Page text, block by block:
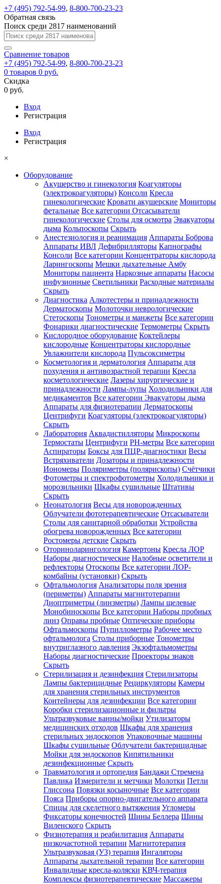
+7 (495) 792-54-99, 8-800-700-23-23
Обратная связь
Поиск среди 2817 наименований
Сравнение товаров
+7 (495) 792-54-99, 8-800-700-23-23
0 товаров 0 руб.
Скидка
0 руб.
Вход
Регистрация
Вход
Регистрация
×
Оборудование
Акушерство и гинекология Коагуляторы
(электрокоагуляторы) Консоли Кресла
гинекологические Кровати акушерские Мониторы
фетальные Все категории Отсасыватели
гинекологические Столы для осмотра Эвакуаторы
дыма Кольпоскопы Скрыть
Анестезиология и реанимация Аппараты Боброва
Аппараты ИВЛ Дефибрилляторы Капнографы
Консоли Все категории Концентраторы кислорода
Ларингоскопы Мешки дыхательные Амбу
Мониторы пациента Наркозные аппараты Насосы
инфузионные Светильники Расходные материалы
Скрыть
Диагностика Алкотестеры и принадлежности
Дерматоскопы Молоточки неврологические
Стетоскопы Тонометры и манжеты Все категории
Фонарики диагностические Термометры Скрыть
Кислородное оборудование Коктейлеры
кислородные Концентраторы кислородные
Увлажнители кислорода Пульсоксиметры
Косметология и дерматология Аппараты для
похудения и антивозрастной терапии Кресла
косметологические Лазеры хирургические и
принадлежности Лампы-лупы Холодильники для
медикаментов Все категории Эвакуаторы дыма
Аппараты для физиотерапии Дерматоскопы
Центрифуги Коагуляторы (электрокоагуляторы)
Скрыть
Лаборатория Аквадистилляторы Микроскопы
Термостаты Центрифуги PH-метры Все категории
Аспираторы Боксы для ПЦР-диагностики Весы
Встряхиватели Дозаторы и принадлежности
Иономеры Поляриметры (полярископы) Счётчики
Фотометры и спектрофотометры Холодильники и
морозильники Шкафы сушильные Штативы
Скрыть
Неонатология Весы для новорожденных
Облучатели фототерапевтические Отсасыватели
Столы для санитарной обработки Устройства
обогрева новорожденных Все категории
Ростомеры детские Скрыть
Оториноларингология Камертоны Кресла ЛОР
Наборы диагностические Налобные осветители и
рефлекторы Отоскопы Все категории ЛОР-
комбайны (установки) Скрыть
Офтальмология Анализаторы поля зрения
(периметры) Аппараты магнитотерапии
Диоптриметры (линзметры) Лампы щелевые
Монобиноскопы Все категории Наборы пробных
линз Оправы пробные Оптические приборы
Офтальмоскопы Пупиллометры Рабочее место
офтальмолога Столы приборные Тонометры
внутриглазного давления Экзофтальмометры
Наборы диагностические Проекторы знаков
Скрыть
Стерилизация и дезинфекция Стерилизаторы
Лампы бактерицидные Рециркуляторы Камеры
для хранения стерильных инструментов
Контейнеры для дезинфекции Все категории
Коробки стерилизационные и фильтры
Ультразвуковые ванны/мойки Утилизаторы
медицинских отходов Шкафы для хранения
стерильных эндоскопов Упаковочные машины
Шкафы сушильные Облучатели бактерицидные
Мойки для эндоскопов Кипятильники
дезинфекционные Скрыть
Травматология и ортопедия Бандажи Стремена
Павлика Измерители и метчики Молотки Петли
Глиссона Повязки косыночные Все категории
Пояса Приборы опорно-двигательного аппарата
Спицы для скелетного вытяжения Угломеры
Фиксаторы конечностей Шины Беллера Шины
Виленского Скрыть
Физиотерапия и реабилитация Аппараты
низкочастотной терапии Магнитотерапия
Ультразвуковая (УЗ) терапия Ингаляторы
Аппараты дыхательной терапии Все категории
Инвалидные кресла-коляски КВЧ-терапия
Комплексы физиотерапевтические Массажеры